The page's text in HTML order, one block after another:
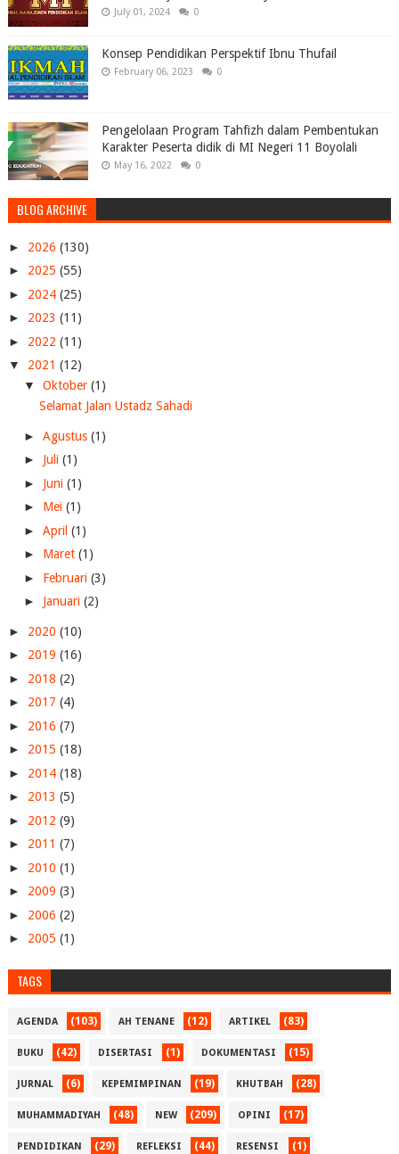
July 01, 2024 0
Konsep Pendidikan Perspektif Ibnu Thufail
February 06, 2023 0
Pengelolaan Program Tahfizh dalam Pembentukan
Karakter Peserta didik di MI Negeri 11 Boyolali
May 16, 2022 0
BLOG ARCHIVE
► 2026 (130)
► 2025 (55)
► 2024 (25)
► 2023 (11)
► 2022 (11)
▼ 2021 (12)
▼ Oktober (1)
Selamat Jalan Ustadz Sahadi
► Agustus (1)
► Juli (1)
► Juni (1)
► Mei (1)
► April (1)
► Maret (1)
► Februari (3)
► Januari (2)
► 2020 (10)
► 2019 (16)
► 2018 (2)
► 2017 (4)
► 2016 (7)
► 2015 (18)
► 2014 (18)
► 2013 (5)
► 2012 (9)
► 2011 (7)
► 2010 (1)
► 2009 (3)
► 2006 (2)
► 2005 (1)
TAGS
AGENDA (103) AH TENANE (12) ARTIKEL (83)
BUKU (42) DISERTASI (1) DOKUMENTASI (15)
JURNAL (6) KEPEMIMPINAN (19) KHUTBAH (28)
MUHAMMADIYAH (48) NEW (209) OPINI (17)
PENDIDIKAN (29) REFLEKSI (44) RESENSI (1)